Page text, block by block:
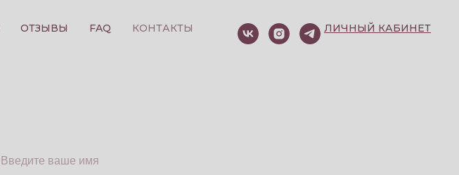
ОТЗЫВЫ FAQ КОНТАКТЫ ЛИЧНЫЙ КАБИНЕТ